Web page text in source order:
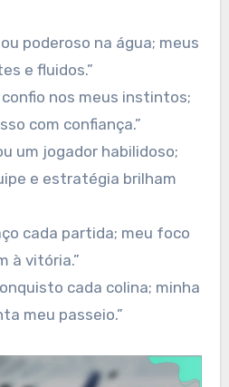
poderoso na água; meus
e fluidos.”
nos meus instintos;
com confiança.”
um jogador habilidoso;
e estratégia brilham
cada partida; meu foco
à vitória.”
cada colina; minha
meu passeio.”